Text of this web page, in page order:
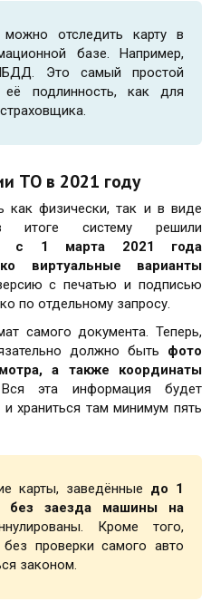
отследить карту в
базе. Например,
Это самый простой
её подлинность, как для
ТО в 2021 году
физически, так и в виде
итоге систему решили
с 1 марта 2021 года
виртуальные варианты
с печатью и подписью
по отдельному запросу.
самого документа. Теперь,
должно быть фото
а также координаты
эта информация будет
храниться там минимум пять
карты, заведённые до 1
без заезда машины на
Кроме того,
проверки самого авто
законом.